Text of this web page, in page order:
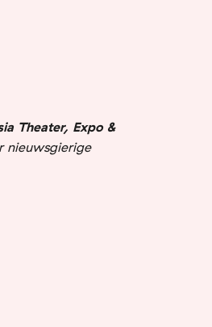
Theater, Expo &
nieuwsgierige